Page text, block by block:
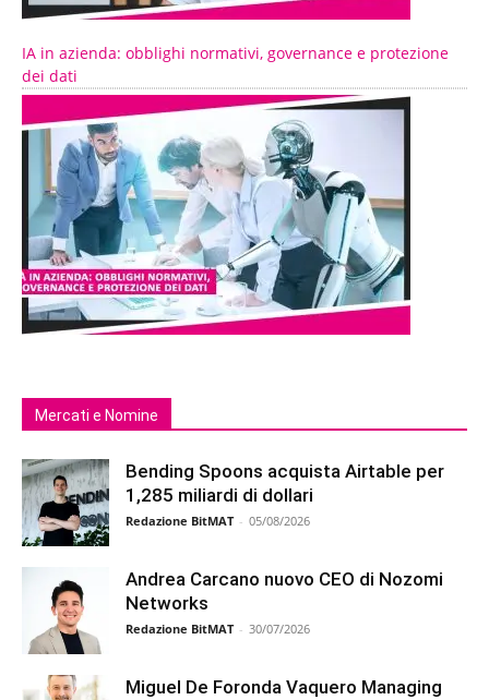
IA in azienda: obblighi normativi, governance e protezione
dei dati
Mercati e Nomine
Bending Spoons acquista Airtable per
1,285 miliardi di dollari
Redazione BitMAT - 05/08/2026
Andrea Carcano nuovo CEO di Nozomi
Networks
Redazione BitMAT - 30/07/2026
Miguel De Foronda Vaquero Managing